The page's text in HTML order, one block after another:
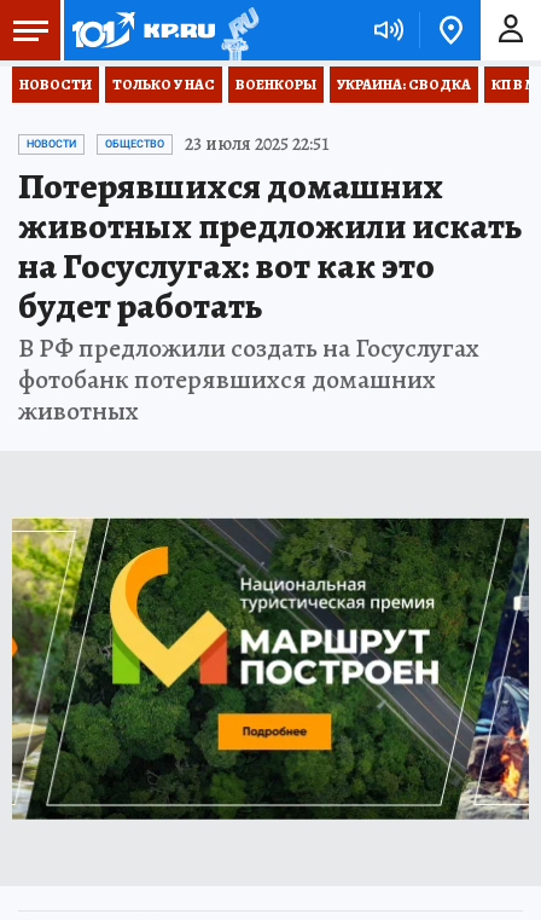
НОВОСТИ ТОЛЬКО У НАС ВОЕНКОРЫ УКРАИНА: СВОДКА КП В
НОВОСТИ ОБЩЕСТВО 23 июля 2025 22:51
Потерявшихся домашних
животных предложили искать
на Госуслугах: вот как это
будет работать
В РФ предложили создать на Госуслугах
фотобанк потерявшихся домашних
животных